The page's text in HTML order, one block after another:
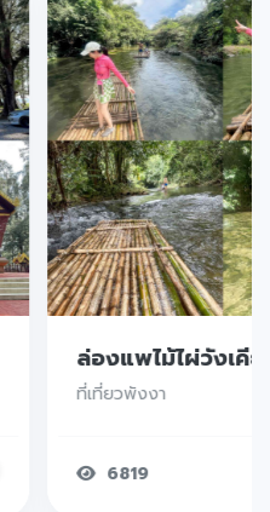
ที่เที่ยวพังงา
6819